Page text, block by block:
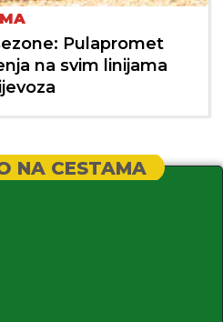
Pulapromet
na svim linijama
NA CESTAMA